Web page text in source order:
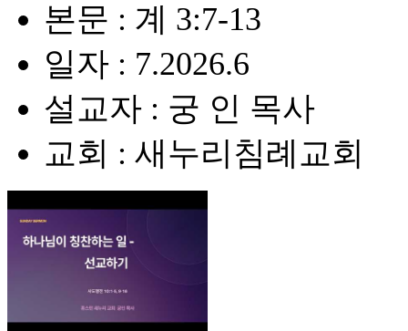
본문 : 계 3:7-13
일자 : 7.2026.6
설교자 : 궁 인 목사
교회 : 새누리침례교회